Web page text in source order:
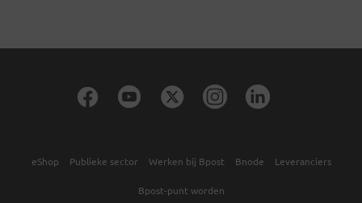
eShop Publieke sector Werken bij Bpost Bnode Leveranciers
Bpost-punt worden